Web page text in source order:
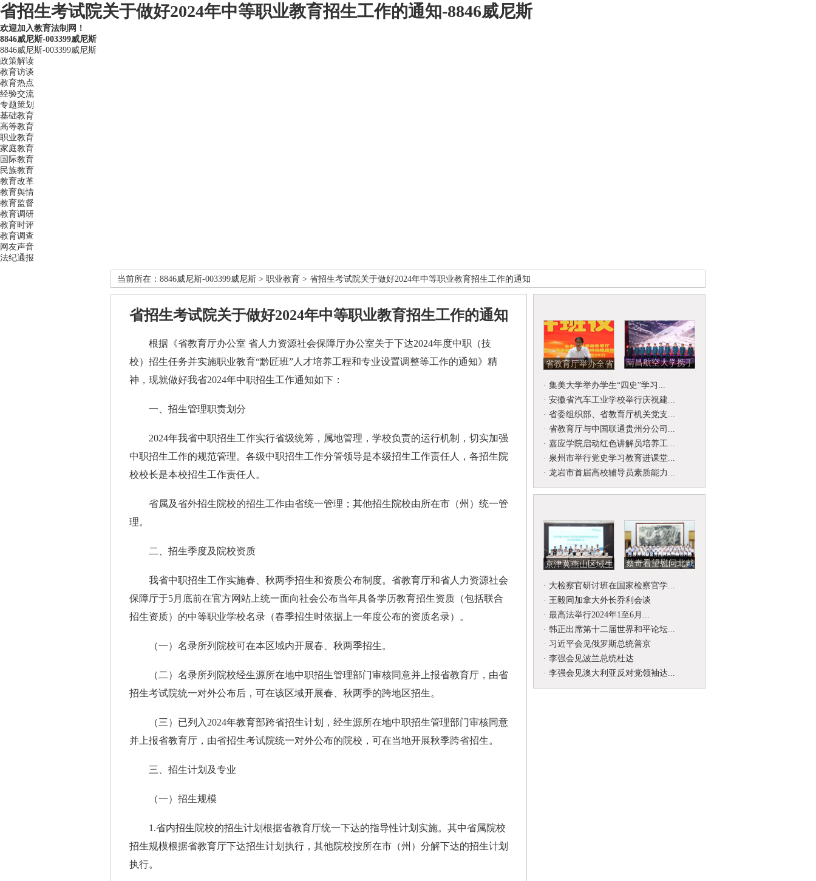
省招生考试院关于做好2024年中等职业教育招生工作的通知-8846威尼斯
欢迎加入教育法制网！
8846威尼斯-003399威尼斯
8846威尼斯-003399威尼斯
政策解读
教育访谈
教育热点
经验交流
专题策划
基础教育
高等教育
职业教育
家庭教育
国际教育
民族教育
教育改革
教育舆情
教育监督
教育调研
教育时评
教育调查
网友声音
法纪通报
当前所在： 8846威尼斯-003399威尼斯 > 职业教育 > 省招生考试院关于做好2024年中等职业教育招生工作的通知
省招生考试院关于做好2024年中等职业教育招生工作的通知
根据《省教育厅办公室 省人力资源社会保障厅办公室关于下达2024年度中职（技
校）招生任务并实施职业教育“黔匠班”人才培养工程和专业设置调整等工作的通知》精
神，现就做好我省2024年中职招生工作通知如下：
一、招生管理职责划分
2024年我省中职招生工作实行省级统筹，属地管理，学校负责的运行机制，切实加强
中职招生工作的规范管理。各级中职招生工作分管领导是本级招生工作责任人，各招生院
校校长是本校招生工作责任人。
省属及省外招生院校的招生工作由省统一管理；其他招生院校由所在市（州）统一管
理。
二、招生季度及院校资质
我省中职招生工作实施春、秋两季招生和资质公布制度。省教育厅和省人力资源社会
保障厅于5月底前在官方网站上统一面向社会公布当年具备学历教育招生资质（包括联合
招生资质）的中等职业学校名录（春季招生时依据上一年度公布的资质名录）。
（一）名录所列院校可在本区域内开展春、秋两季招生。
（二）名录所列院校经生源所在地中职招生管理部门审核同意并上报省教育厅，由省
招生考试院统一对外公布后，可在该区域开展春、秋两季的跨地区招生。
（三）已列入2024年教育部跨省招生计划，经生源所在地中职招生管理部门审核同意
并上报省教育厅，由省招生考试院统一对外公布的院校，可在当地开展秋季跨省招生。
三、招生计划及专业
（一）招生规模
1.省内招生院校的招生计划根据省教育厅统一下达的指导性计划实施。其中省属院校
招生规模根据省教育厅下达招生计划执行，其他院校按所在市（州）分解下达的招生计划
执行。
省教育厅举办全省
（园）长工作...
南昌航空大学携手
合唱团举...
· 集美大学举办学生“四史”学习...
· 安徽省汽车工业学校举行庆祝建...
· 省委组织部、省教育厅机关党支...
· 省教育厅与中国联通贵州分公司...
· 嘉应学院启动红色讲解员培养工...
· 泉州市举行党史学习教育进课堂...
· 龙岩市首届高校辅导员素质能力...
京津冀燕山区域生
作联席会...
蔡奇看望慰问北戴
· 大检察官研讨班在国家检察官学...
· 王毅同加拿大外长乔利会谈
· 最高法举行2024年1至6月...
· 韩正出席第十二届世界和平论坛...
· 习近平会见俄罗斯总统普京
· 李强会见波兰总统杜达
· 李强会见澳大利亚反对党领袖达...